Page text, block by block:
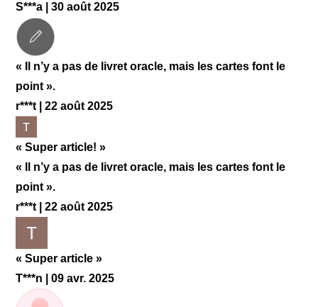
S***a | 30 août 2025
« Il n’y a pas de livret oracle, mais les cartes font le
point ».
r***t | 22 août 2025
« Super article! »
« Il n’y a pas de livret oracle, mais les cartes font le
point ».
r***t | 22 août 2025
« Super article »
T***n | 09 avr. 2025